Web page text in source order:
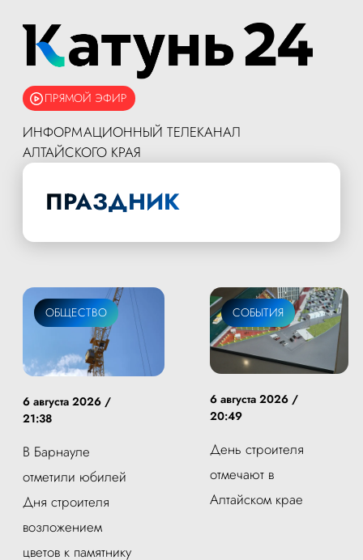
ПРЯМОЙ ЭФИР
ИНФОРМАЦИОННЫЙ ТЕЛЕКАНАЛ
АЛТАЙСКОГО КРАЯ
ПРАЗДНИК
ОБЩЕСТВО
6 августа 2026 /
21:38
В Барнауле
отметили юбилей
Дня строителя
возложением
цветов к памятнику
СОБЫТИЯ
6 августа 2026 /
20:49
День строителя
отмечают в
Алтайском крае